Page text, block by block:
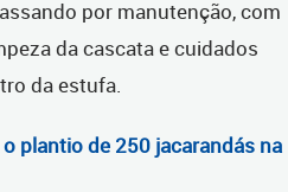
por manutenção, com
da cascata e cuidados
da estufa.
plantio de 250 jacarandás na